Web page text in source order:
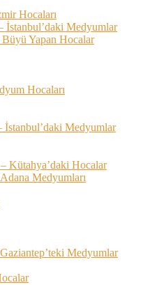
Hocaları
İstanbul’daki Medyumlar
Yapan Hocalar
Hocaları
İstanbul’daki Medyumlar
Kütahya’daki Hocalar
Medyumları
Medyumlar